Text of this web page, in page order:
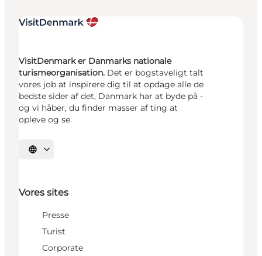
VisitDenmark er Danmarks nationale
turismeorganisation. Det er bogstaveligt talt
vores job at inspirere dig til at opdage alle de
bedste sider af det, Danmark har at byde på -
og vi håber, du finder masser af ting at
opleve og se.
Vælg sprog
Vores sites
Presse
Turist
Corporate